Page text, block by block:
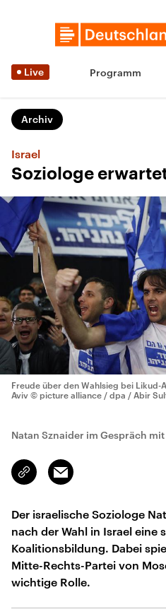
Live Programm
Archiv
Israel
Soziologe
Freude über den Wahlsieg bei Likud-
Aviv © picture alliance / dpa / Abir
Natan Sznaider im Gespräch mit
Link
kopieren/teilen
Email
Der israelische Soziologe
nach der Wahl in Israel eine
Koalitionsbildung. Dabei
Mitte-Rechts-Partei von
wichtige Rolle.